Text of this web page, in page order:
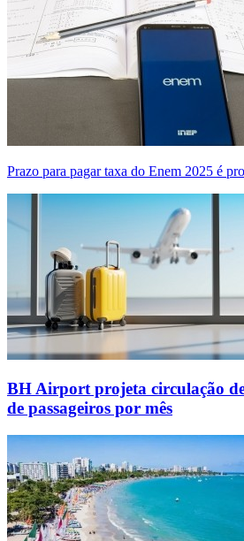
Prazo para pagar taxa do Enem 2025 é
BH Airport projeta circulação
de passageiros por mês